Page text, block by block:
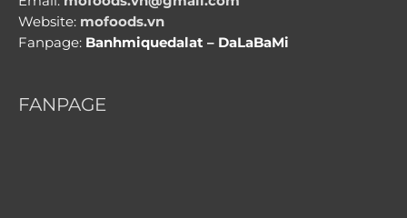
Website: mofoods.vn
Fanpage: Banhmiquedalat – DaLaBaMi
FANPAGE